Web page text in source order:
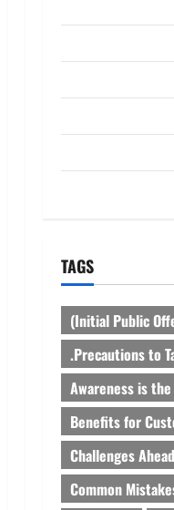
TAGS
(Initial Public
.Precautions to
Awareness is
Benefits for
Challenges Ahead
Common